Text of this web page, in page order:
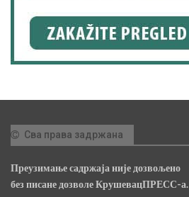
Сва права задржана
Преузимање садржаја није дозвољено
без писане дозволе КрушевацПРЕСС-а.